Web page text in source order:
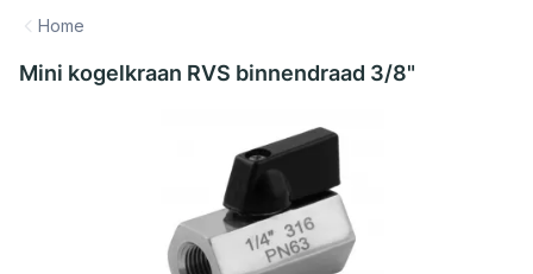
Home
Mini kogelkraan RVS binnendraad 3/8"